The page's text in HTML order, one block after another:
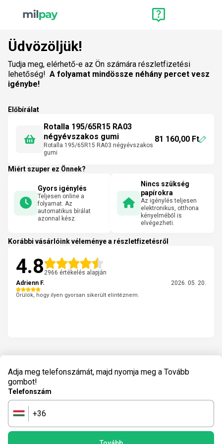
Üdvözöljük!
Tudja meg, elérhető-e az Ön számára részletfizetési
lehetőség! A folyamat mindössze néhány percet vesz
igénybe!
Előbírálat
Rotalla 195/65R15 RA03
négyévszakos gumi
Rotalla 195/65R15 RA03 négyévszakos
gumi
81 160,00 Ft
Miért szuper ez Önnek?
Gyors igénylés
Teljesen online a
folyamat. Az
automatikus bírálat
azonnal kész.
Nincs szükség
papírokra
Az igénylés teljesen
elektronikus, otthona
kényelméből is
elvégezheti.
Korábbi vásárlóink véleménye a részletfizetésről
4.8 2966 értékelés alapján
Adrienn F.
2026. 05. 20.
Örülök, hogy ilyen gyorsan sikerült elintéznem.
Adja meg telefonszámát, majd nyomja meg a Tovább
gombot!
Telefonszám
🇭🇺 +36